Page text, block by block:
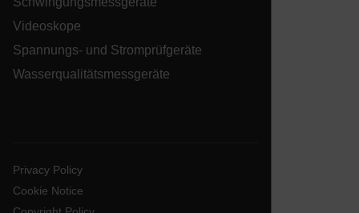
Videoskope
Spannungs- und Stromprüfgeräte
Wasserqualitätsmessgeräte
Privacy Policy
Cookie Notice
.AspNetCore.Antiforgery.VyLW6ORzMgk